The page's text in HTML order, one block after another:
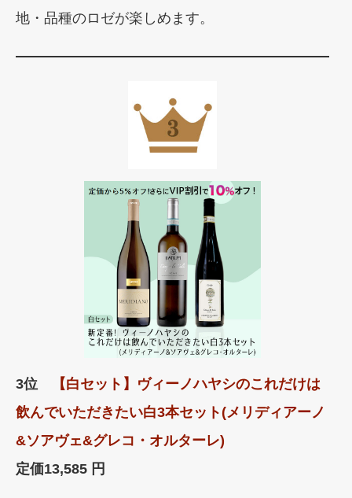
地・品種のロゼが楽しめます。
3位
【白セット】ヴィーノハヤシのこれだけは
飲んでいただきたい白3本セット(メリディアーノ
&ソアヴェ&グレコ・オルターレ)
定価13,585 円